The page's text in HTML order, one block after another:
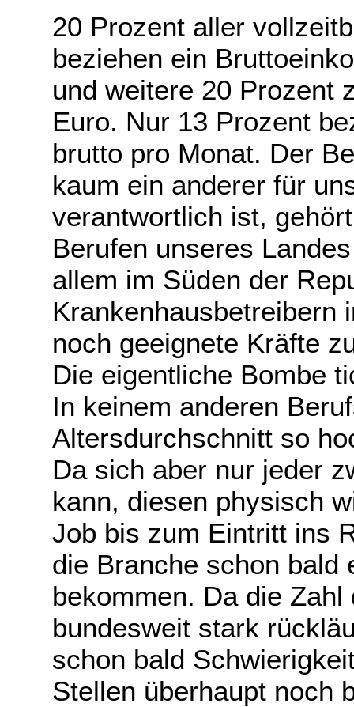
20 Prozent aller
beziehen ein
und weitere 20 Prozent
Euro. Nur 13 Prozent
brutto pro Monat. Der
kaum ein anderer für
verantwortlich ist,
Berufen unseres
allem im Süden der
Krankenhausbetreibern
noch geeignete Kräfte
Die eigentliche Bombe
In keinem anderen
Altersdurchschnitt so
Da sich aber nur jeder
kann, diesen physisch
Job bis zum Eintritt ins
die Branche schon bald
bekommen. Da die
bundesweit stark
schon bald
Stellen überhaupt noch